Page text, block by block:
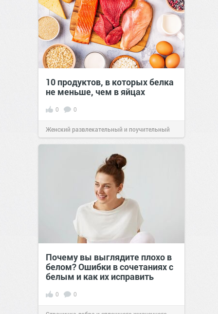
10 продуктов, в которых белка
не меньше, чем в яйцах
0 0
Женский развлекательный и поучительный
сайт.23:42Вчера
Почему вы выглядите плохо в
белом? Ошибки в сочетаниях с
белым и как их исправить
0 0